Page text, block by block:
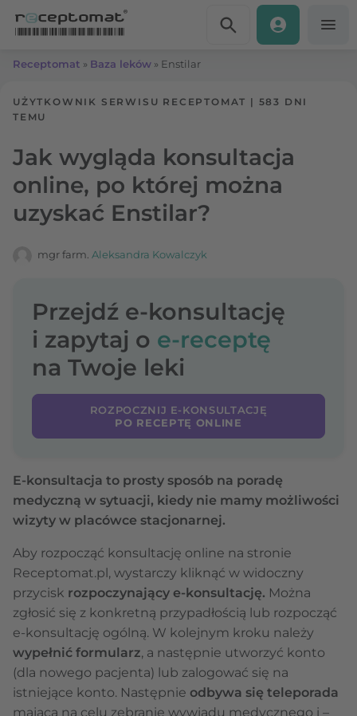
Receptomat » Baza leków » Enstilar
UŻYTKOWNIK SERWISU RECEPTOMAT | 583 DNI
TEMU
Jak wygląda konsultacja
online, po której można
uzyskać Enstilar?
mgr farm. Aleksandra Kowalczyk
Przejdź e-konsultację
i zapytaj o e-receptę
na Twoje leki
ROZPOCZNIJ E-KONSULTACJĘ
PO RECEPTĘ ONLINE
E-konsultacja to prosty sposób na poradę
medyczną w sytuacji, kiedy nie mamy możliwości
wizyty w placówce stacjonarnej.
Aby rozpocząć konsultację online na stronie
Receptomat.pl, wystarczy kliknąć w widoczny
przycisk rozpoczynający e-konsultację. Można
zgłosić się z konkretną przypadłością lub rozpocząć
e-konsultację ogólną. W kolejnym kroku należy
wypełnić formularz, a następnie utworzyć konto
(dla nowego pacjenta) lub zalogować się na
istniejące konto. Następnie odbywa się teleporada
mająca na celu zebranie wywiadu medycznego i –